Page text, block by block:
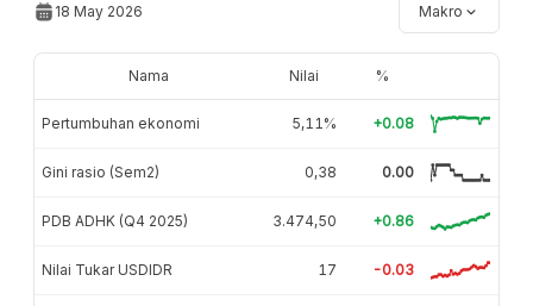
18 May 2026 Makro
Nama Nilai %
Pertumbuhan ekonomi 5,11% +0.08
Gini rasio (Sem2) 0,38 0.00
PDB ADHK (Q4 2025) 3.474,50 +0.86
Nilai Tukar USDIDR 17 -0.03